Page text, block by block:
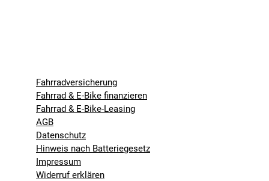
Fahrradversicherung
Fahrrad & E-Bike finanzieren
Fahrrad & E-Bike-Leasing
AGB
Datenschutz
Hinweis nach Batteriegesetz
Impressum
Widerruf erklären